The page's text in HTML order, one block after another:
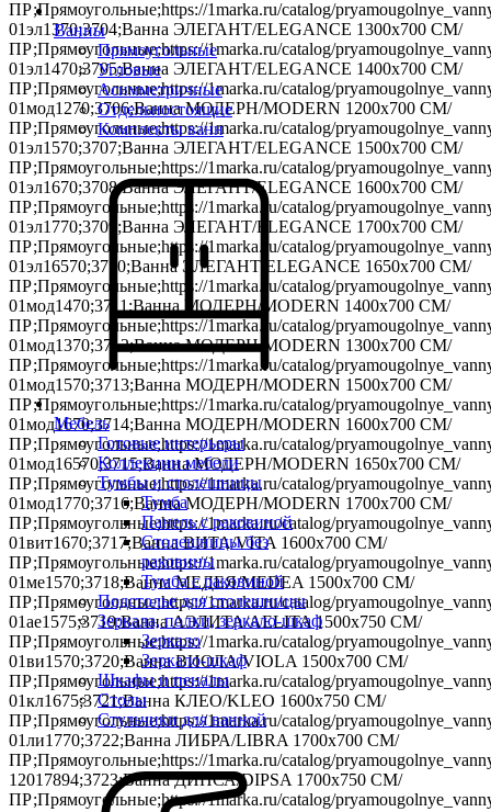
Ванны
Прямоугольные
Угловые
Асимметричные
Отдельностоящие
Комплекты ванн
Мебель
Готовые интерьеры
Коллекции мебели
Тумбы и столешницы
Тумба
Панель с раковиной
Столешницы без
раковины
Тумба с раковиной
Подстолье для столешницы
Зеркала, полки, зеркало-шкаф
Зеркало
Зеркало-шкаф
Шкафы и пеналы
Столы
Стульчики для ванной
ПР;Прямоугольные;https://1marka.ru/catalog/
01эл1370;3704;Ванна ЭЛЕГАНТ/ELEGANCE 1300х700 СМ/
ПР;Прямоугольные;https://1marka.ru/catalog/
01эл1470;3705;Ванна ЭЛЕГАНТ/ELEGANCE 1400х700 СМ/
ПР;Прямоугольные;https://1marka.ru/catalog/
01мод1270;3706;Ванна МОДЕРН/MODERN 1200х700 СМ/
ПР;Прямоугольные;https://1marka.ru/catalog/
01эл1570;3707;Ванна ЭЛЕГАНТ/ELEGANCE 1500х700 СМ/
ПР;Прямоугольные;https://1marka.ru/catalog/
01эл1670;3708;Ванна ЭЛЕГАНТ/ELEGANCE 1600х700 СМ/
ПР;Прямоугольные;https://1marka.ru/catalog/
01эл1770;3709;Ванна ЭЛЕГАНТ/ELEGANCE 1700х700 СМ/
ПР;Прямоугольные;https://1marka.ru/catalog/
01эл16570;3710;Ванна ЭЛЕГАНТ/ELEGANCE 1650х700 СМ/
ПР;Прямоугольные;https://1marka.ru/catalog/
01мод1470;3711;Ванна МОДЕРН/MODERN 1400х700 СМ/
ПР;Прямоугольные;https://1marka.ru/catalog/
01мод1370;3712;Ванна МОДЕРН/MODERN 1300х700 СМ/
ПР;Прямоугольные;https://1marka.ru/catalog/
01мод1570;3713;Ванна МОДЕРН/MODERN 1500х700 СМ/
ПР;Прямоугольные;https://1marka.ru/catalog/
01мод1670;3714;Ванна МОДЕРН/MODERN 1600х700 СМ/
ПР;Прямоугольные;https://1marka.ru/catalog/
01мод16570;3715;Ванна МОДЕРН/MODERN 1650х700 СМ/
ПР;Прямоугольные;https://1marka.ru/catalog/
01мод1770;3716;Ванна МОДЕРН/MODERN 1700х700 СМ/
ПР;Прямоугольные;https://1marka.ru/catalog/
01вит1670;3717;Ванна ВИТА/VITA 1600х700 СМ/
ПР;Прямоугольные;https://1marka.ru/catalog/
01ме1570;3718;Ванна МЕДЕЯ/MEDEA 1500х700 СМ/
ПР;Прямоугольные;https://1marka.ru/catalog/
01ае1575;3719;Ванна АЭЛИТА/AELITA 1500х750 СМ/
ПР;Прямоугольные;https://1marka.ru/catalog/
01ви1570;3720;Ванна ВИОЛА/VIOLA 1500х700 СМ/
ПР;Прямоугольные;https://1marka.ru/catalog/
01кл1675;3721;Ванна КЛЕО/KLEO 1600х750 СМ/
ПР;Прямоугольные;https://1marka.ru/catalog/
01ли1770;3722;Ванна ЛИБРА/LIBRA 1700х700 СМ/
ПР;Прямоугольные;https://1marka.ru/catalog/
12017894;3723;Ванна ДИПСА/DIPSA 1700х750 СМ/
ПР;Прямоугольные;https://1marka.ru/catalog/